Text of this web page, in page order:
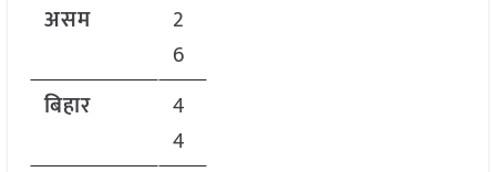
असम
2
6
बिहार
4
4